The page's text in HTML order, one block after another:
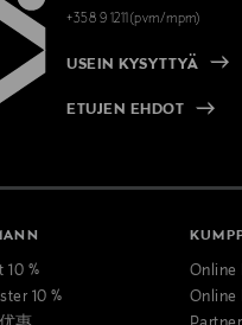
+358 9 1211(pvm/mpm)
USEIN KYSYTTYÄ
ETUJEN EHDOT
10 %
10 %
Online
Online